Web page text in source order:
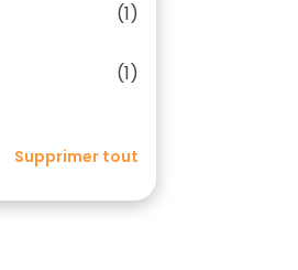
(1)
(1)
Supprimer tout